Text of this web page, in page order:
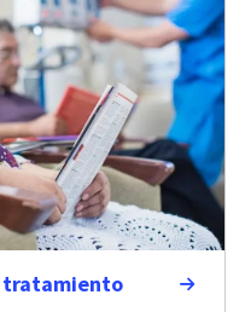
tratamiento